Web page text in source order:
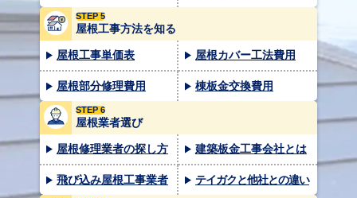
STEP 5
屋根工事方法を知る
屋根工事単価表 屋根カバー工法費用
屋根部分修理費用 棟板金交換費用
STEP 6
屋根業者選び
屋根修理業者の探し方 建築板金工事会社とは
飛び込み屋根工事業者 テイガクと他社との違い